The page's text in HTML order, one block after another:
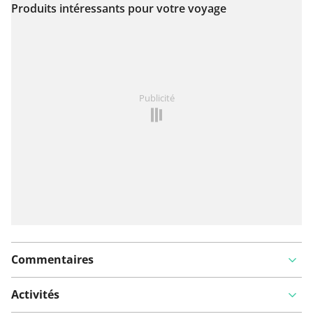
Voir sur la carte
Produits intéressants pour votre voyage
Publicité
Commentaires
Activités